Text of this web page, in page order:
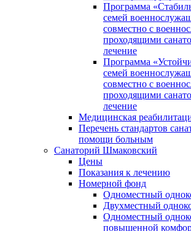
Программа
семей
совместно с
проходящими
лечение
Программа
семей
совместно с
проходящими
лечение
Медицинская
Перечень стандартов
помощи больным
Санаторий Шмаковский
Цены
Показания к лечению
Номерной фонд
Одноместный
Двухместный
Одноместный
повышенной